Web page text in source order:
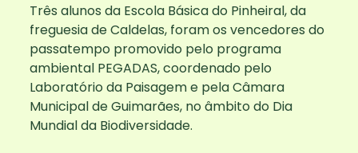
Três alunos da Escola Básica do Pinheiral, da
freguesia de Caldelas, foram os vencedores do
passatempo promovido pelo programa
ambiental PEGADAS, coordenado pelo
Laboratório da Paisagem e pela Câmara
Municipal de Guimarães, no âmbito do Dia
Mundial da Biodiversidade.